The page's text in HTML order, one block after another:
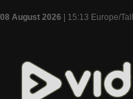
08 August 2026 | 15:13 Europe/